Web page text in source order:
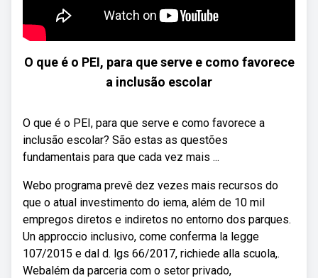
O que é o PEI, para que serve e como favorece
a inclusão escolar
O que é o PEI, para que serve e como favorece a
inclusão escolar? São estas as questões
fundamentais para que cada vez mais ...
Webo programa prevê dez vezes mais recursos do
que o atual investimento do iema, além de 10 mil
empregos diretos e indiretos no entorno dos parques.
Un approccio inclusivo, come conferma la legge
107/2015 e dal d. lgs 66/2017, richiede alla scuola,.
Webalém da parceria com o setor privado,